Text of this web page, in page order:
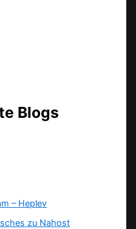
Blogs
– Heplev
zu Nahost